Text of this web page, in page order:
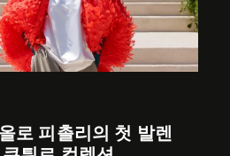
로 피촐리의 첫 발렌